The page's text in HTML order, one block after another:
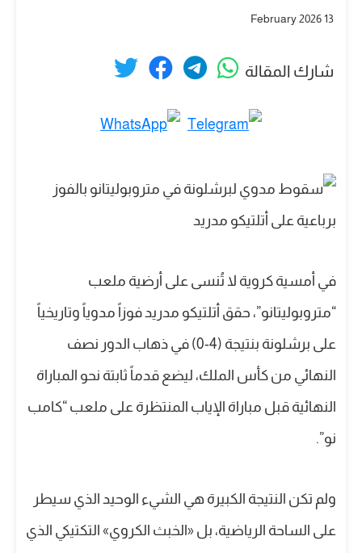
13 February 2026
شارك المقالة
في أمسية كروية لا تُنسى على أرضية ملعب
“متروبوليتانو”، حقق أتلتيكو مدريد فوزاً مدوياً وتاريخياً
على برشلونة بنتيجة (4-0) في ذهاب الدور نصف
النهائي من كأس الملك، ليضع قدماً ثابتة نحو المباراة
النهائية قبل مباراة الإياب المنتظرة على ملعب “كامب
نو”.
ولم تكن النتيجة الكبيرة هي الشيء الوحيد الذي سيطر
على الساحة الرياضية، بل «الخبث الكروي» التكتيكي الذي